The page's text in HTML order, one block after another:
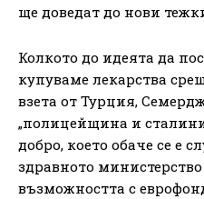
ще доведат до нови
Колкото до идеята да
купуваме лекарства
взета от Турция,
„полицейщина и
добро, което обаче се е
здравното
възможността с